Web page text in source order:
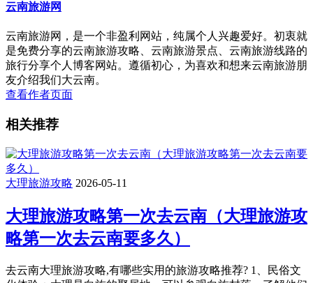
云南旅游网
云南旅游网，是一个非盈利网站，纯属个人兴趣爱好。初衷就
是免费分享的云南旅游攻略、云南旅游景点、云南旅游线路的
旅行分享个人博客网站。遵循初心，为喜欢和想来云南旅游朋
友介绍我们大云南。
查看作者页面
相关推荐
大理旅游攻略 2026-05-11
大理旅游攻略第一次去云南（大理旅游攻
略第一次去云南要多久）
去云南大理旅游攻略,有哪些实用的旅游攻略推荐? 1、民俗文